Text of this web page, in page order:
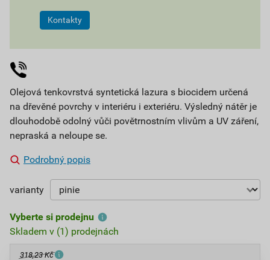
Kontakty
Olejová tenkovrstvá syntetická lazura s biocidem určená
na dřevěné povrchy v interiéru i exteriéru. Výsledný nátěr je
dlouhodobě odolný vůči povětrnostním vlivům a UV záření,
nepraská a neloupe se.
Podrobný popis
varianty
Vyberte si prodejnu
Skladem v (1) prodejnách
318,23 Kč